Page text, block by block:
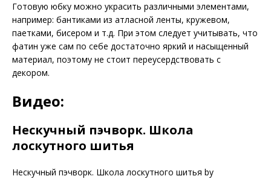
Готовую юбку можно украсить различными элементами,
например: бантиками из атласной ленты, кружевом,
паетками, бисером и т.д. При этом следует учитывать, что
фатин уже сам по себе достаточно яркий и насыщенный
материал, поэтому не стоит переусердствовать с
декором.
Видео:
Нескучный пэчворк. Школа
лоскутного шитья
Нескучный пэчворк. Школа лоскутного шитья by